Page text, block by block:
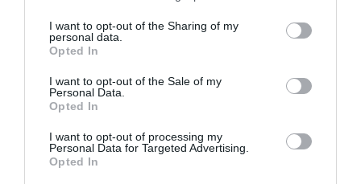
I want to opt-out of the Sharing of my
personal data.
Opted In
I want to opt-out of the Sale of my
Personal Data.
Opted In
I want to opt-out of processing my
Personal Data for Targeted Advertising.
Opted In